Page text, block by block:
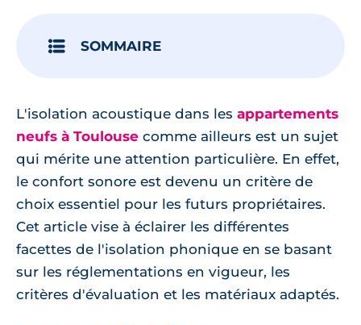
SOMMAIRE
L'isolation acoustique dans les appartements
neufs à Toulouse comme ailleurs est un sujet
qui mérite une attention particulière. En effet,
le confort sonore est devenu un critère de
choix essentiel pour les futurs propriétaires.
Cet article vise à éclairer les différentes
facettes de l'isolation phonique en se basant
sur les réglementations en vigueur, les
critères d'évaluation et les matériaux adaptés.